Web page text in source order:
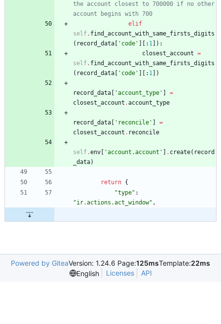
the account closest to 700000 if no other
account begins with 700
elif
self. find_account_with_same_firsts_digits
( record_data ' code ' : 1 ) :
closest_account =
self. find_account_with_same_firsts_digits
( record_data ' code ' : 1 )
record_data 'account_type '
=
closest_account .account_type
record_data ' reconcile '
=
closest_account . reconcile
self.env 'account.account ' . create( record
_data)
return {
"type" :
"ir.actions.act_window" ,
Powered by GiteaVersion: 1.24.6 Page:125msTemplate:22ms
English
Licenses API